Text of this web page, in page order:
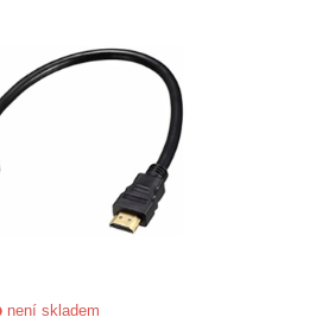
není skladem